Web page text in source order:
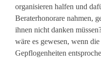
organisieren halfen und
Beraterhonorare nahmen,
ihnen nicht danken
wäre es gewesen, wenn
Gepflogenheiten